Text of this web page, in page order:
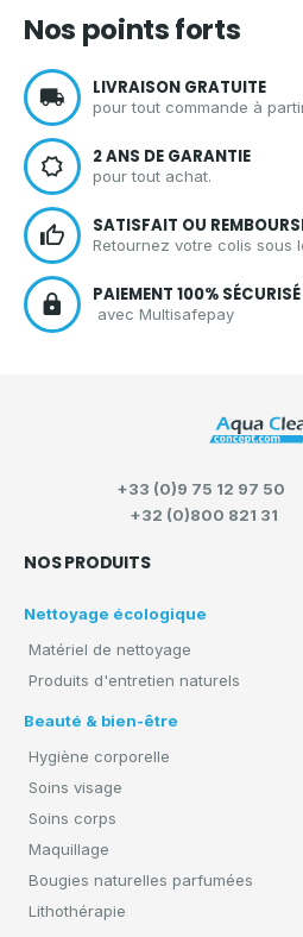
écologiquepournettoyer votre
cuisineen toute sérénité.
Nos points forts
LIVRAISON GRATUITE
pour tout commande à
2 ANS DE GARANTIE
pour tout achat.
SATISFAIT OU
Retournez votre colis sous
PAIEMENT 100% SÉCURISÉ
avec Multisafepay
NOS PRODUITS
Nettoyage écologique
Matériel de nettoyage
Produits d'entretien naturels
Beauté & bien-être
Hygiène corporelle
Soins visage
Soins corps
Maquillage
Bougies naturelles parfumées
Lithothérapie
+33 (0)9 75 12 97 50
+32 (0)800 821 31